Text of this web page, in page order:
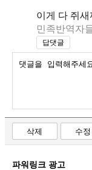
이게 다 쥐새
민족반역자
답댓글
삭제 수정
파워링크 광고